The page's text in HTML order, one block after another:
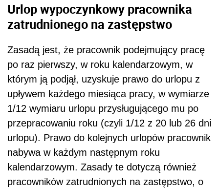
Urlop wypoczynkowy pracownika
zatrudnionego na zastępstwo
Zasadą jest, że pracownik podejmujący pracę
po raz pierwszy, w roku kalendarzowym, w
którym ją podjął, uzyskuje prawo do urlopu z
upływem każdego miesiąca pracy, w wymiarze
1/12 wymiaru urlopu przysługującego mu po
przepracowaniu roku (czyli 1/12 z 20 lub 26 dni
urlopu). Prawo do kolejnych urlopów pracownik
nabywa w każdym następnym roku
kalendarzowym. Zasady te dotyczą również
pracowników zatrudnionych na zastępstwo, o